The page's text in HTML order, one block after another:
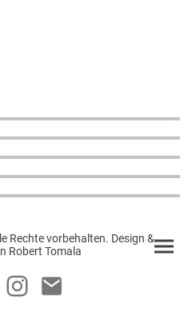
Rechte vorbehalten. Design &
Robert Tomala